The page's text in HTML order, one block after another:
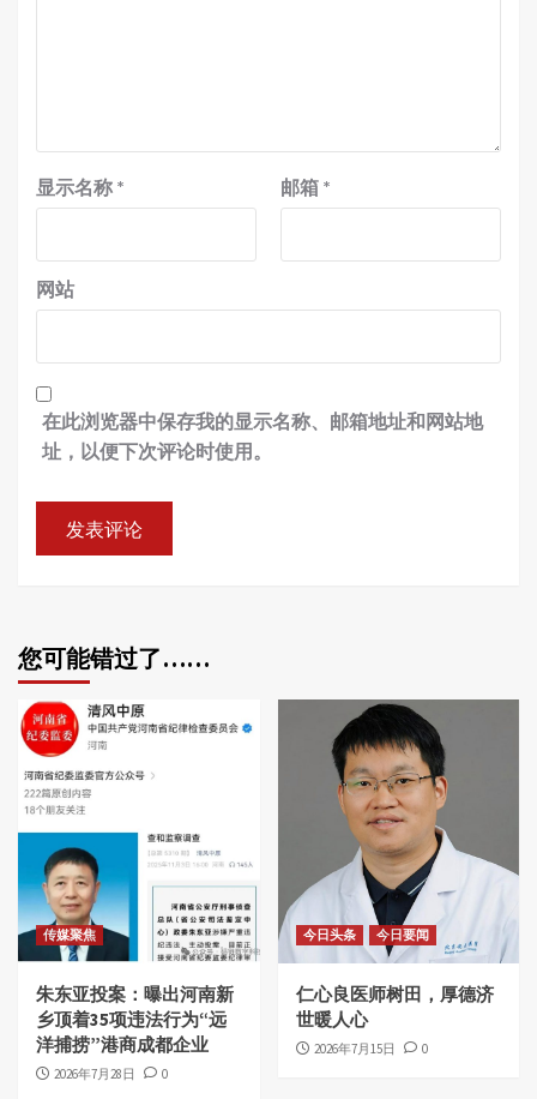
显示名称 * 邮箱 *
网站
在此浏览器中保存我的显示名称、邮箱地址和网站地
址，以便下次评论时使用。
您可能错过了……
传媒聚焦
朱东亚投案：曝出河南新
乡顶着35项违法行为“远
洋捕捞”港商成都企业
2026年7月28日 0
今日头条 今日要闻
仁心良医师树田，厚德济
世暖人心
2026年7月15日 0